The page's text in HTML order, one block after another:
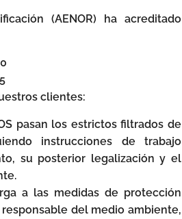
(AENOR) ha acreditado
clientes:
pasan los estrictos filtrados de
instrucciones de trabajo
su posterior legalización y el
a las medidas de protección
responsable del medio ambiente,